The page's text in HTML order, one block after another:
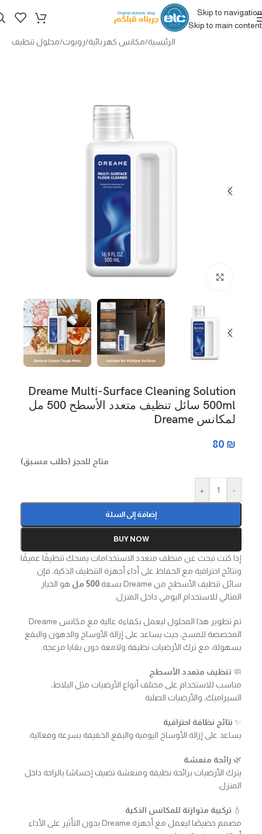
Skip to navigation
Skip to main content
الرئيسية/مكانس كهربائية/روبوت/محلول تنظيف
Click to enlarge
Dreame Multi-Surface Cleaning Solution
500ml سائل تنظيف متعدد الأسطح 500 مل
لمكانس Dreame
80 ₪
متاح للحجز (طلب مسبق)
-
+
إضافة إلى السلة
BUY NOW
إذا كنت تبحث عن منظف متعدد الاستخدامات يمنحك تنظيفًا عميقًا
ونتائج احترافية مع الحفاظ على أداء أجهزة التنظيف الذكية، فإن
سائل تنظيف الأسطح من Dreame بسعة
500 مل
هو الخيار
المثالي للاستخدام اليومي داخل المنزل.
تم تطوير هذا المحلول ليعمل بكفاءة عالية مع مكانس Dreame
المخصصة للمسح، حيث يساعد على إزالة الأوساخ والدهون والبقع
بسهولة، مع ترك الأرضيات نظيفة ولامعة دون بقايا مزعجة.
🧼 تنظيف متعدد الأسطح
مناسب للاستخدام على مختلف أنواع الأرضيات مثل البلاط،
السيراميك، والأرضيات الصلبة.
✨ نتائج نظافة احترافية
يساعد على إزالة الأوساخ اليومية والبقع الخفيفة بسرعة وفعالية.
🌿 رائحة منعشة
يترك الأرضيات برائحة نظيفة ومنعشة تضيف إحساسًا بالراحة داخل
المنزل.
💧 تركيبة متوازنة للمكانس الذكية
مصمم خصيصًا ليعمل مع أجهزة Dreame بدون التأثير على الأداء